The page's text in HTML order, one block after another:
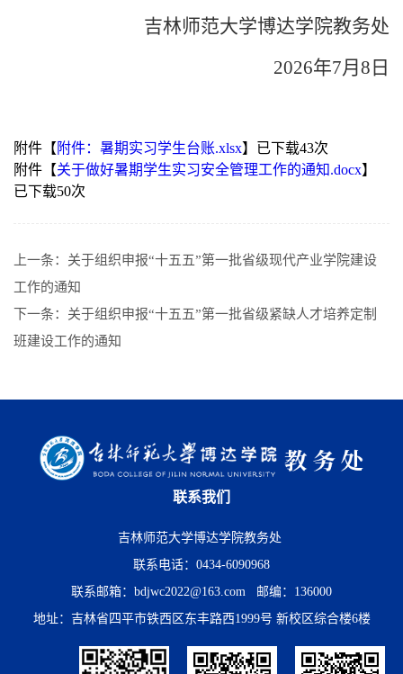
吉林师范大学博达学院教务处
2026年7月8日
附件【 附件：暑期实习学生台账.xlsx】已下载43次
附件【关于做好暑期学生实习安全管理工作的通知.docx】
已下载50次
上一条： 关于组织申报“十五五”第一批省级现代产业学院建设
工作的通知
下一条： 关于组织申报“十五五”第一批省级紧缺人才培养定制
班建设工作的通知
联系我们
吉林师范大学博达学院教务处
联系电话：0434-6090968
联系邮箱：bdjwc2022@163.com 邮编：136000
地址：吉林省四平市铁西区东丰路西1999号 新校区综合楼6楼